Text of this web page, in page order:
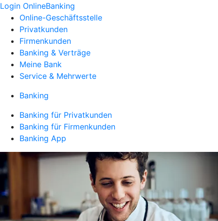
Login OnlineBanking
Online-Geschäftsstelle
Privatkunden
Firmenkunden
Banking & Verträge
Meine Bank
Service & Mehrwerte
Banking
Banking für Privatkunden
Banking für Firmenkunden
Banking App